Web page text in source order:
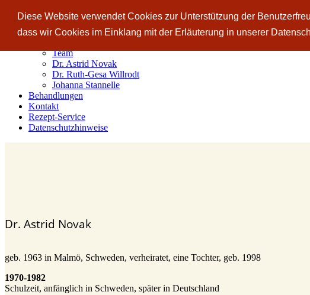
Diese Website verwendet Cookies zur Unterstützung der
dass wir Cookies im Einklang mit der Erläuterung in unserer
Toggle navigation
Home
Team
Dr. Astrid Novak
Dr. Ruth-Gesa Willrodt
Johanna Stannelle
Behandlungen
Kontakt
Rezept-Service
Datenschutzhinweise
Dr. Astrid Novak
geb. 1963 in Malmö, Schweden, verheiratet, eine Tochter, geb. 1998
1970-1982
Schulzeit, anfänglich in Schweden, später in Deutschland